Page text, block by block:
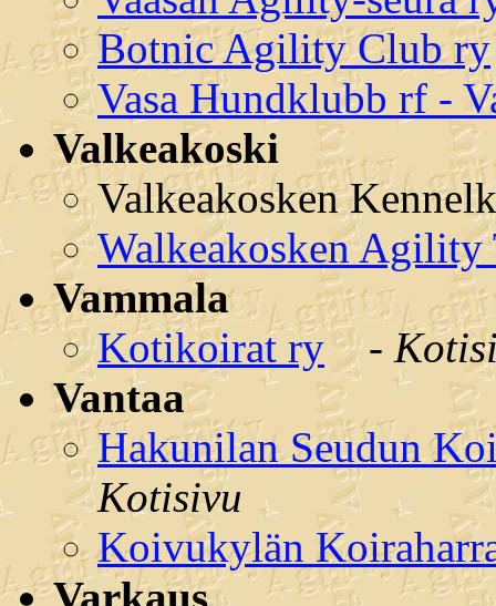
Botnic Agility Club ry
Vasa Hundklubb rf -
Valkeakoski
Valkeakosken
Walkeakosken Agility
Vammala
Kotikoirat ry-
Vantaa
Hakunilan Seudun
Kotisivu
Koivukylän
Varkaus